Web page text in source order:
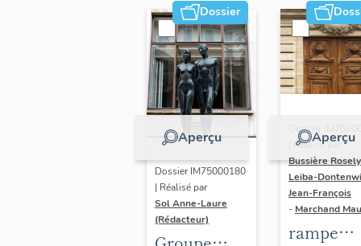
Dossier
Aperçu
Dossier IM75000180
| Réalisé par
Sol Anne-Laure
(Rédacteur)
Aperçu
Dossier
| Réalisé par
Bussière
Leiba-
Jean-François
- Marchand
rampe